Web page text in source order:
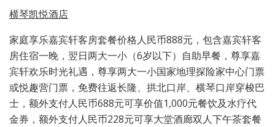
横琴凯悦酒店
家庭享乐嘉宾轩客房套餐价格人民币888元，包含嘉宾轩客
房住宿一晚，翌日两大一小（6岁以下）自助早餐，尊享嘉
宾轩欢乐时光礼遇，尊享两大一小国家地理探险家中心门票
或悦趣营门票，免费往返长隆、拱北口岸、横琴口岸穿梭巴
士，额外支付人民币688元可享价值1,000元餐饮及水疗代
金券，额外支付人民币228元可享大堂酒廊双人下午茶套餐